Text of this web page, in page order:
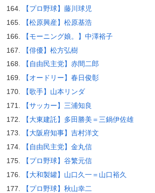
【プロ野球】藤川球児
【松原興産】松原基浩
【モーニング娘。】中澤裕子
【俳優】松方弘樹
【自由民主党】赤間二郎
【オードリー】春日俊彰
【歌手】山本リンダ
【サッカー】三浦知良
【大東建託】多田勝美＝三鍋伊佐雄
【大阪府知事】吉村洋文
【自由民主党】金丸信
【プロ野球】谷繁元信
【大和製罐】山口久一＝山口裕久
【プロ野球】秋山幸二